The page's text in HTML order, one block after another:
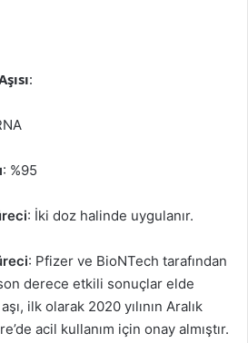
:
: %95
: İki doz halinde uygulanır.
: Pfizer ve BioNTech tarafından
derece etkili sonuçlar elde
ilk olarak 2020 yılının Aralık
acil kullanım için onay almıştır.